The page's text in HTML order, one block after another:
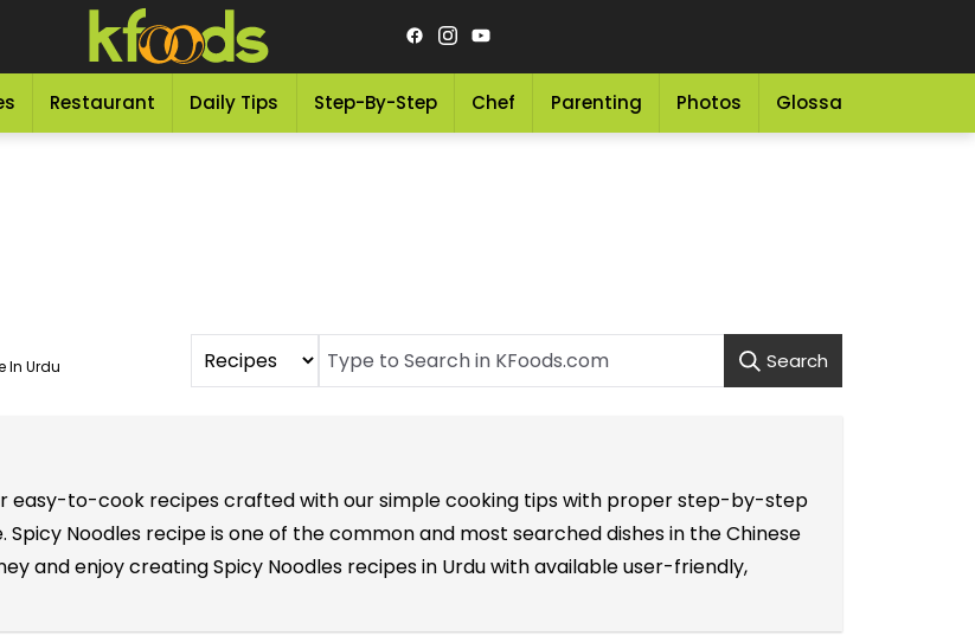
Restaurant Daily Tips Step-By-Step Chef Parenting Photos Glossary
In Urdu Search
easy-to-cook recipes crafted with our simple cooking tips with proper step-by-step
Noodles recipe is one of the common and most searched dishes in the Chinese
and enjoy creating Spicy Noodles recipes in Urdu with available user-friendly,